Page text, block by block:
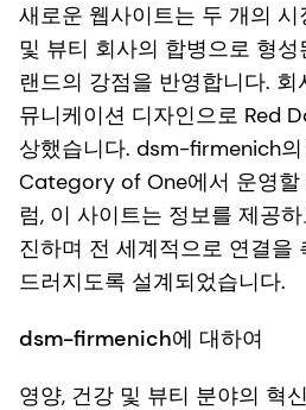
새로운 웹사이트는 두 개의
및 뷰티 회사의 합병으로 형
랜드의 강점을 반영합니다.
뮤니케이션 디자인으로 Red
상했습니다. dsm-firmenich
Category of One에서 운영할
럼, 이 사이트는 정보를 제공
진하며 전 세계적으로 연결을
드러지도록 설계되었습니다.
dsm-firmenich에 대하여
영양, 건강 및 뷰티 분야의 혁